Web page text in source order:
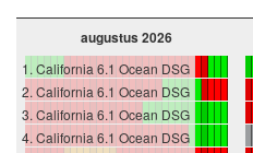
augustus 2026
1. California 6.1 Ocean DSG
2. California 6.1 Ocean DSG
3. California 6.1 Ocean DSG
4. California 6.1 Ocean DSG